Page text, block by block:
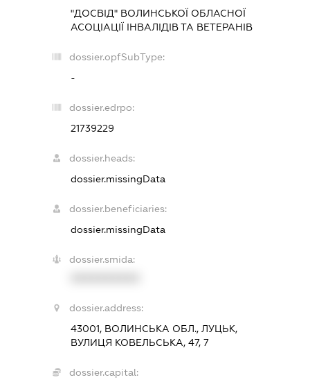
"ДОСВІД" ВОЛИНСЬКОЇ ОБЛАСНОЇ
АСОЦІАЦІЇ ІНВАЛІДІВ ТА ВЕТЕРАНІВ
dossier.opfSubType:
-
dossier.edrpo:
21739229
dossier.heads:
dossier.missingData
dossier.beneficiaries:
dossier.missingData
dossier.smida:
dossier.address:
43001, ВОЛИНСЬКА ОБЛ., ЛУЦЬК,
ВУЛИЦЯ КОВЕЛЬСЬКА, 47, 7
dossier.capital: